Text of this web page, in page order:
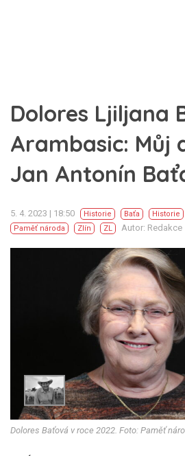
Dolores Ljiljana
Arambasic: Můj
Jan Antonín
5. 4. 2023 | 18:50 Historie Baťa Historie
Paměť národa
Zlín ZL Autor: Redakce
Dolores Baťová v roce 2022. Foto: Paměť